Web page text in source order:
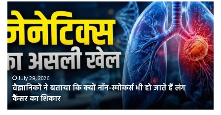
ने
बताया
कि
क्यों
नॉन-
स्मोकर्स
भी
जाते
हैं
July 28, 2026
वैज्ञानिकों ने बताया कि क्यों नॉन-स्मोकर्स भी हो जाते हैं लंग
कैंसर का शिकार
में
की